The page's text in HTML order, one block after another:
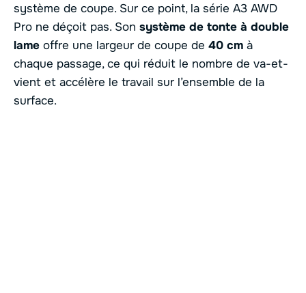
système de coupe. Sur ce point, la série A3 AWD
Pro ne déçoit pas. Son système de tonte à double
lame offre une largeur de coupe de 40 cm à
chaque passage, ce qui réduit le nombre de va-et-
vient et accélère le travail sur l’ensemble de la
surface.